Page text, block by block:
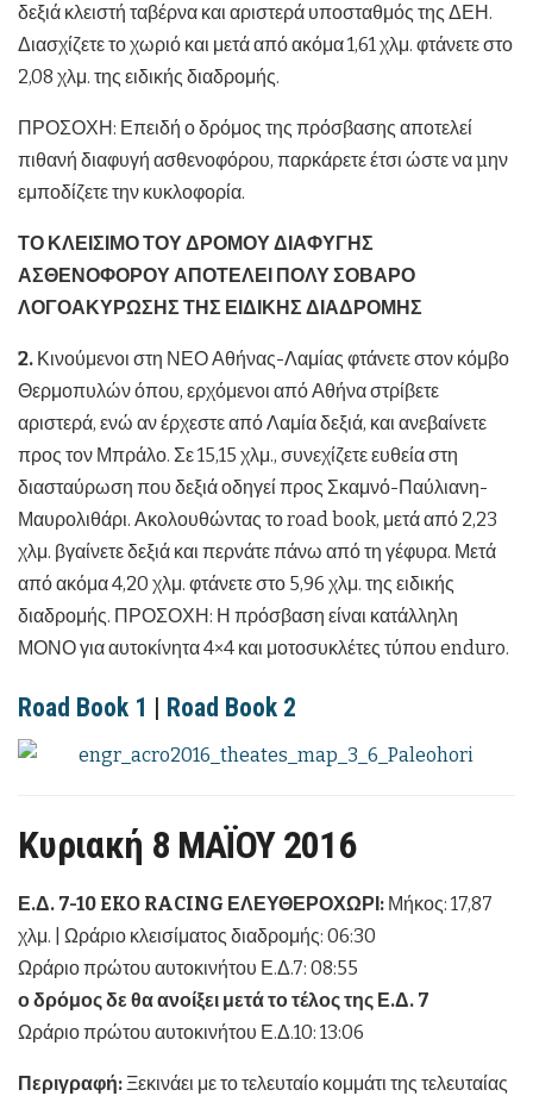
δεξιά κλειστή ταβέρνα και αριστερά υποσταθμός της ΔΕΗ.
Διασχίζετε το χωριό και μετά από ακόμα 1,61 χλμ. φτάνετε στο
2,08 χλμ. της ειδικής διαδρομής.
ΠΡΟΣΟΧΗ: Επειδή ο δρόμος της πρόσβασης αποτελεί
πιθανή διαφυγή ασθενοφόρου, παρκάρετε έτσι ώστε να µην
εμποδίζετε την κυκλοφορία.
ΤΟ ΚΛΕΙΣΙΜΟ ΤΟΥ ΔΡΟΜΟΥ ΔΙΑΦΥΓΗΣ
ΑΣΘΕΝΟΦΟΡΟΥ ΑΠΟΤΕΛΕΙ ΠΟΛΥ ΣΟΒΑΡΟ
ΛΟΓΟΑΚΥΡΩΣΗΣ ΤΗΣ ΕΙΔΙΚΗΣ ΔΙΑΔΡΟΜΗΣ
2. Κινούμενοι στη ΝΕΟ Αθήνας-Λαμίας φτάνετε στον κόμβο
Θερμοπυλών όπου, ερχόμενοι από Αθήνα στρίβετε
αριστερά, ενώ αν έρχεστε από Λαμία δεξιά, και ανεβαίνετε
προς τον Μπράλο. Σε 15,15 χλμ., συνεχίζετε ευθεία στη
διασταύρωση που δεξιά οδηγεί προς Σκαμνό-Παύλιανη-
Μαυρολιθάρι. Ακολουθώντας το road book, μετά από 2,23
χλμ. βγαίνετε δεξιά και περνάτε πάνω από τη γέφυρα. Μετά
από ακόμα 4,20 χλμ. φτάνετε στο 5,96 χλμ. της ειδικής
διαδρομής. ΠΡΟΣΟΧΗ: Η πρόσβαση είναι κατάλληλη
ΜΟΝΟ για αυτοκίνητα 4×4 και μοτοσυκλέτες τύπου enduro.
Road Book 1 | Road Book 2
Κυριακή 8 ΜΑΪΟΥ 2016
Ε.Δ. 7-10 EKO RACING ΕΛΕΥΘΕΡΟΧΩΡΙ: Μήκος: 17,87
χλμ. | Ωράριο κλεισίματος διαδρομής: 06:30
Ωράριο πρώτου αυτοκινήτου Ε.Δ.7: 08:55
ο δρόμος δε θα ανοίξει μετά το τέλος της Ε.Δ. 7
Ωράριο πρώτου αυτοκινήτου Ε.Δ.10: 13:06
Περιγραφή:Ξεκινάει με το τελευταίο κομμάτι της τελευταίας